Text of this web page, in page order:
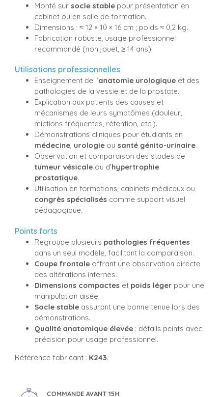
Monté sur socle stable pour présentation en
cabinet ou en salle de formation.
Dimensions : ≈ 12 × 10 × 16 cm ; poids ≈ 0,2 kg.
Fabrication robuste, usage professionnel
recommandé (non jouet, ≥ 14 ans).
Utilisations professionnelles
Enseignement de l’anatomie urologique et des
pathologies de la vessie et de la prostate.
Explication aux patients des causes et
mécanismes de leurs symptômes (douleur,
mictions fréquentes, rétention, etc.).
Démonstrations cliniques pour étudiants en
médecine, urologie ou santé génito-urinaire.
Observation et comparaison des stades de
tumeur vésicale ou d’hypertrophie
prostatique.
Utilisation en formations, cabinets médicaux ou
congrès spécialisés comme support visuel
pédagogique.
Points forts
Regroupe plusieurs pathologies fréquentes
dans un seul modèle, facilitant la comparaison.
Coupe frontale offrant une observation directe
des altérations internes.
Dimensions compactes et poids léger pour une
manipulation aisée.
Socle stable assurant une bonne tenue lors des
démonstrations.
Qualité anatomique élevée : détails peints avec
précision pour usage professionnel.
Référence fabricant : K243.
COMMANDE AVANT 15H